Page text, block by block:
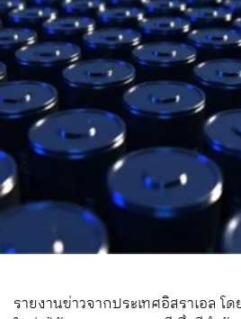
รายงานข่าวจากประเทศอิสราเอล โ